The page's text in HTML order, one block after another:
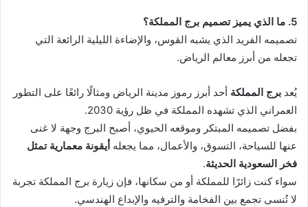
5. ما الذي يميز تصميم برج المملكة؟
تصميمه الفريد الذي يشبه القوس، والإضاءة الليلية الرائعة التي
تجعله من أبرز معالم الرياض.
يُعد برج المملكة أحد أبرز رموز مدينة الرياض ومثالًا رائعًا على التطور
العمراني الذي تشهده المملكة في ظل رؤية 2030.
بفضل تصميمه المبتكر وموقعه الحيوي، أصبح البرج وجهة لا غنى
عنها للسياحة، التسوق، والأعمال، مما يجعله أيقونة معمارية تمثل
فخر السعودية الحديثة.
سواء كنت زائرًا للمملكة أو من سكانها، فإن زيارة برج المملكة تجربة
لا تُنسى تجمع بين الفخامة والترفيه والإبداع الهندسي.